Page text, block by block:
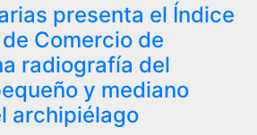
presenta el Índice
Comercio de
radiografía del
y mediano
archipiélago